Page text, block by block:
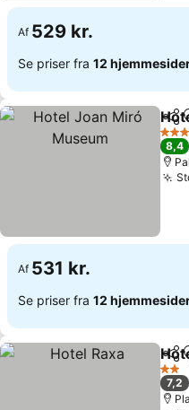
Af 529 kr.
Se priser fra 12
Del
4
8,4
Af 531 kr.
Se priser fra 12
Del
2
7,2